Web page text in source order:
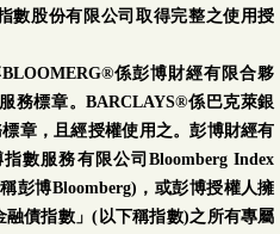
數股份有限公司取得完整之使用授
係彭博財經有限合夥
務標章。BARCLAYS®係巴克萊銀
章，且經授權使用之。彭博財經有
數服務有限公司Bloomberg Index
彭博Bloomberg)，或彭博授權人擁
債指數」(以下稱指數)之所有專屬